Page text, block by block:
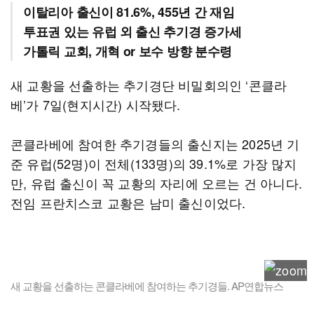
이탈리아 출신이 81.6%, 455년 간 재임
투표권 있는 유럽 외 출신 추기경 증가세
가톨릭 교회, 개혁 or 보수 방향 분수령
새 교황을 선출하는 추기경단 비밀회의인 ‘콘클라
베’가 7일(현지시간) 시작됐다.
콘클라베에 참여한 추기경들의 출신지는 2025년 기
준 유럽(52명)이 전체(133명)의 39.1%로 가장 많지
만, 유럽 출신이 꼭 교황의 자리에 오르는 건 아니다.
전임 프란치스코 교황은 남미 출신이었다.
새 교황을 선출하는 콘클라베에 참여하는 추기경들. AP연합뉴스